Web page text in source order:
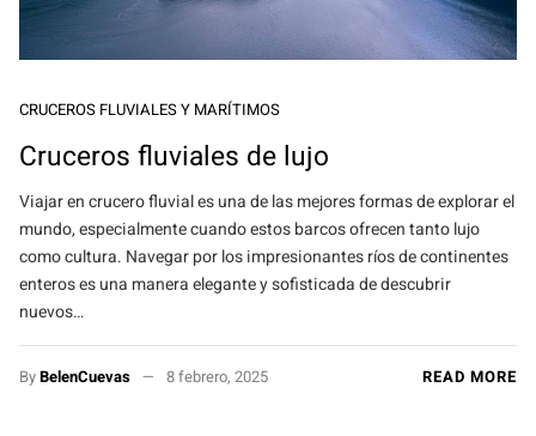
CRUCEROS FLUVIALES Y MARÍTIMOS
Cruceros fluviales de lujo
Viajar en crucero fluvial es una de las mejores formas de explorar el
mundo, especialmente cuando estos barcos ofrecen tanto lujo
como cultura. Navegar por los impresionantes ríos de continentes
enteros es una manera elegante y sofisticada de descubrir
nuevos…
ByBelenCuevas 8 febrero, 2025 READ MORE